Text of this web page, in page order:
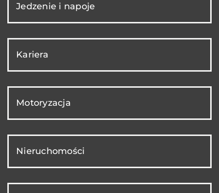
Jedzenie i napoje
Kariera
Motoryzacja
Nieruchomości